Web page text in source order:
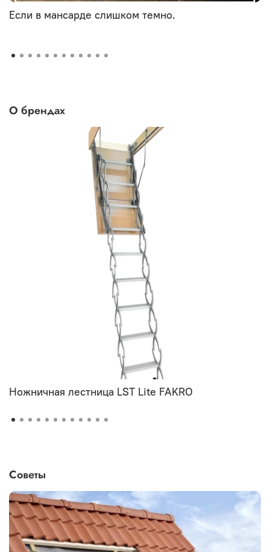
Если в мансарде слишком темно.
О брендах
Ножничная лестница LST Lite FAKRO
Советы